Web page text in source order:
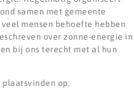
samen met gemeente
mensen behoefte hebben
over zonne-energie in
bij ons terecht met al hun
op: